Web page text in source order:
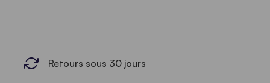
Retours sous 30 jours